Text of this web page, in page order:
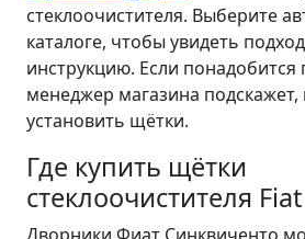
стеклоочистителя. Выберите
каталоге, чтобы увидеть
инструкцию. Если
менеджер магазина подскажет,
установить щётки.
Где купить щётки
стеклоочистителя